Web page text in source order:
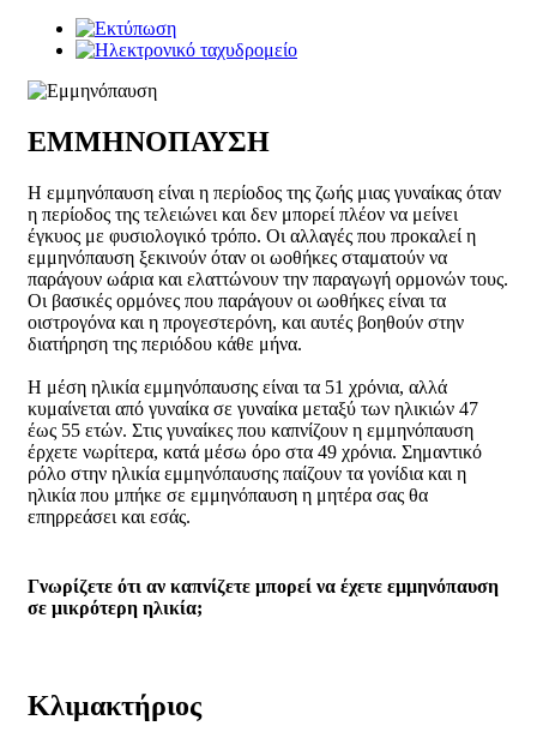
ΕΜΜΗΝΟΠΑΥΣΗ
Η εμμηνόπαυση είναι η περίοδος της ζωής μιας γυναίκας όταν
η περίοδος της τελειώνει και δεν μπορεί πλέον να μείνει
έγκυος με φυσιολογικό τρόπο. Οι αλλαγές που προκαλεί η
εμμηνόπαυση ξεκινούν όταν οι ωοθήκες σταματούν να
παράγουν ωάρια και ελαττώνουν την παραγωγή ορμονών τους.
Οι βασικές ορμόνες που παράγουν οι ωοθήκες είναι τα
οιστρογόνα και η προγεστερόνη, και αυτές βοηθούν στην
διατήρηση της περιόδου κάθε μήνα.
Η μέση ηλικία εμμηνόπαυσης είναι τα 51 χρόνια, αλλά
κυμαίνεται από γυναίκα σε γυναίκα μεταξύ των ηλικιών 47
έως 55 ετών. Στις γυναίκες που καπνίζουν η εμμηνόπαυση
έρχετε νωρίτερα, κατά μέσω όρο στα 49 χρόνια. Σημαντικό
ρόλο στην ηλικία εμμηνόπαυσης παίζουν τα γονίδια και η
ηλικία που μπήκε σε εμμηνόπαυση η μητέρα σας θα
επηρρεάσει και εσάς.
Γνωρίζετε ότι αν καπνίζετε μπορεί να έχετε εμμηνόπαυση
σε μικρότερη ηλικία;
Κλιμακτήριος